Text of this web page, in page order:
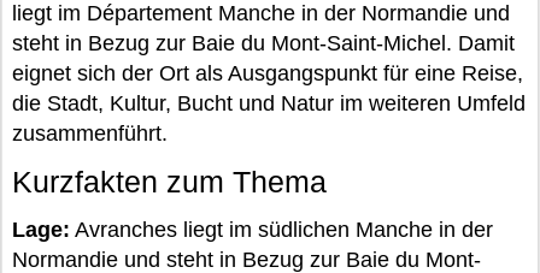
liegt im Département Manche in der Normandie und
steht in Bezug zur Baie du Mont-Saint-Michel. Damit
eignet sich der Ort als Ausgangspunkt für eine Reise,
die Stadt, Kultur, Bucht und Natur im weiteren Umfeld
zusammenführt.
Kurzfakten zum Thema
Lage: Avranches liegt im südlichen Manche in der
Normandie und steht in Bezug zur Baie du Mont-